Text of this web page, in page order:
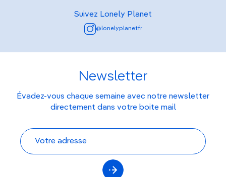
Suivez Lonely Planet
@lonelyplanetfr
Newsletter
Évadez-vous chaque semaine avec notre newsletter
directement dans votre boite mail